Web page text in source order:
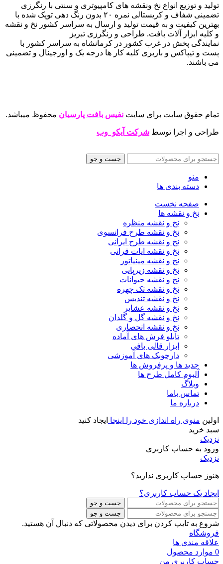
تولید و توزیع انواع نخ ونقشه های کامپیوتری و سنتی با رنگرزی
تضمینی شفاف و کریستالی نمره ۲۰ بدون رنگ دهی توپک شده با
بهترین کیفیت و به قیمت تولید و ارسال به سراسر کشور نخ و نقشه
و کلیه ابزار آلات بافت. طراحی و رنگرزی تبریز
نمایندگی پخش در غرب کشور در کرمانشاه به سراسر کشور با
پست و تیپاکس و باربری کلیه کار ها درجه یک و اورجینال و تضمینی
می باشند.
تمام حقوق سایت برای سایت نفیس بافت پارسیان محفوظ میباشد.
طراحی و اجرا توسط شرکت آیکو وب
جست و جو
منو
دسته بندی ها
صفحه نخست
نخ و نقشه ها
نخ و نقشه منظره
نخ و نقشه طرح فرانسوی
نخ و نقشه طرح ایرانی
نخ و نقشه ایات قرانی
نخ و نقشه مینیاتور
نخ و نقشه زیرپایی
نخ و نقشه حیوانات
نخ و نقشه تک چهره
نخ و نقشه تندیس
نخ و نقشه عشایر
نخ و نقشه گل و گلدان
نخ و نقشه انحصاری
تابلو فرش های آماده
ابزار قالی بافی
دارچوبک های آموزشی
جدید ها و پرفروش ها
آلبوم کامل طرح ها
وبلاگ
تماس باما
درباره ما
اولین منوی راه اندازی خود را اینجا ایجاد کنید
سبد خرید
نزدیک
ورود به حساب کاربری
نزدیک
هنوز حساب کاربری ندارید؟
ایجاد یک حساب کاربری؟
جست و جو
جست و جو
شروع به تایپ کردن برای دیدن محصولاتی که دنبال آن هستید.
فروشگاه
علاقه مندی ها
0 موارد محصول
حساب کاربری من